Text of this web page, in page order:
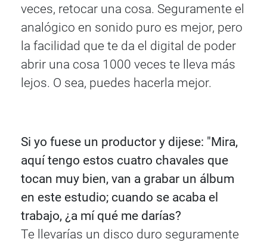
veces, retocar una cosa. Seguramente el
analógico en sonido puro es mejor, pero
la facilidad que te da el digital de poder
abrir una cosa 1000 veces te lleva más
lejos. O sea, puedes hacerla mejor.
Si yo fuese un productor y dijese: "Mira,
aquí tengo estos cuatro chavales que
tocan muy bien, van a grabar un álbum
en este estudio; cuando se acaba el
trabajo, ¿a mí qué me darías?
Te llevarías un disco duro seguramente